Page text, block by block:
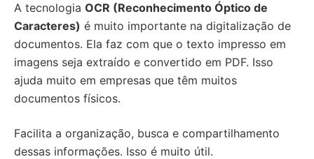
A tecnologia OCR (Reconhecimento Óptico de
Caracteres) é muito importante na digitalização de
documentos. Ela faz com que o texto impresso em
imagens seja extraído e convertido em PDF. Isso
ajuda muito em empresas que têm muitos
documentos físicos.
Facilita a organização, busca e compartilhamento
dessas informações. Isso é muito útil.